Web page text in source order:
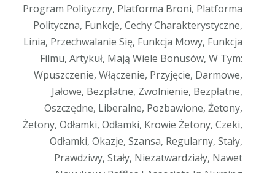
Program Polityczny, Platforma Broni, Platforma
Polityczna, Funkcje, Cechy Charakterystyczne,
Linia, Przechwalanie Się, Funkcja Mowy, Funkcja
Filmu, Artykuł, Mają Wiele Bonusów, W Tym:
Wpuszczenie, Włączenie, Przyjęcie, Darmowe,
Jałowe, Bezpłatne, Zwolnienie, Bezpłatne,
Oszczędne, Liberalne, Pozbawione, Żetony,
Żetony, Odłamki, Odłamki, Krowie Żetony, Czeki,
Odłamki, Okazje, Szansa, Regularny, Stały,
Prawdziwy, Stały, Niezatwardziały, Nawet